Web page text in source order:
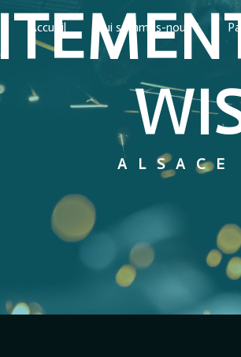
Accueil Qui sommes-nous ?